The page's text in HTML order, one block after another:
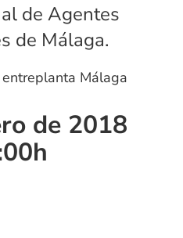
de Agentes
de Málaga.
Málaga
de 2018